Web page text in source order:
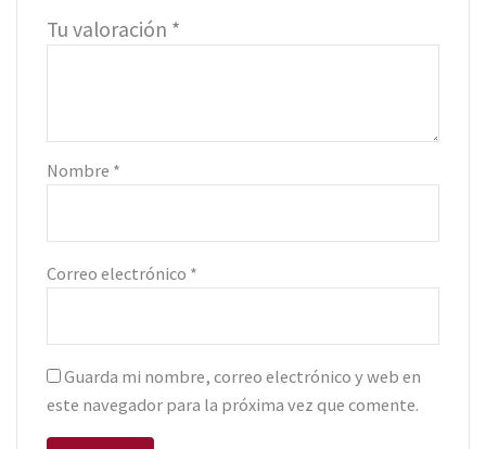
Tu valoración *
Nombre *
Correo electrónico *
Guarda mi nombre, correo electrónico y web en
este navegador para la próxima vez que comente.